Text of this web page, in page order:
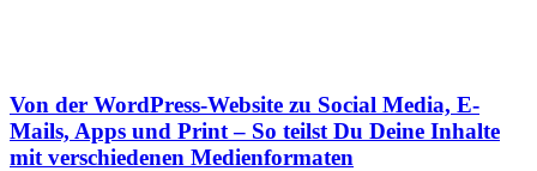
Von der WordPress-Website zu Social Media, E-
Mails, Apps und Print – So teilst Du Deine Inhalte
mit verschiedenen Medienformaten